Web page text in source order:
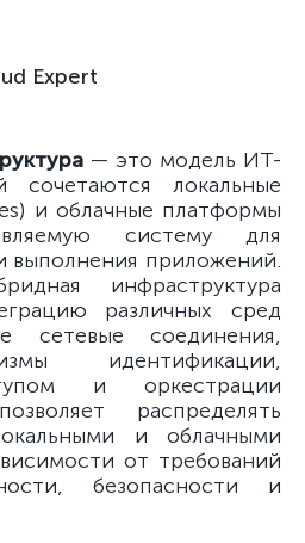
Expert
— это модель ИТ-
локальные
и облачные платформы
систему для
выполнения приложений.
инфраструктура
различных сред
сетевые соединения,
идентификации,
и оркестрации
распределять
и облачными
от требований
безопасности и